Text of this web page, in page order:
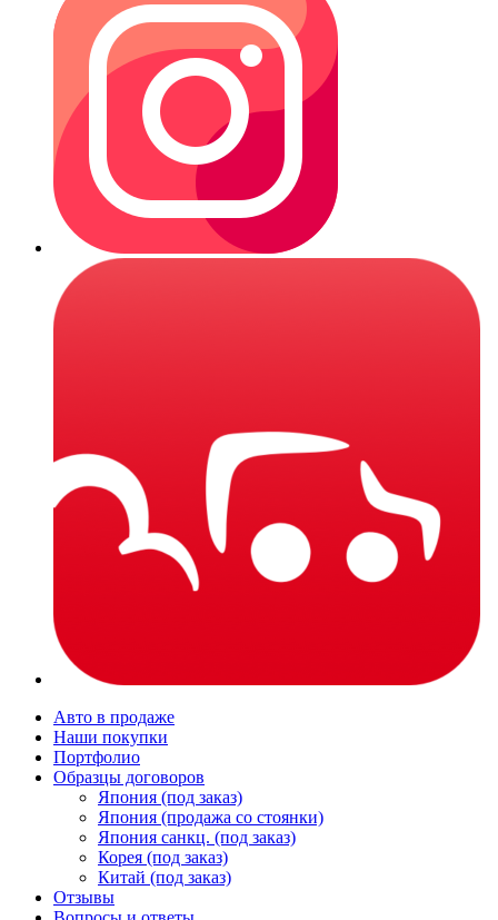
Авто в продаже
Наши покупки
Портфолио
Образцы договоров
Япония (под заказ)
Япония (продажа со стоянки)
Япония санкц. (под заказ)
Корея (под заказ)
Китай (под заказ)
Отзывы